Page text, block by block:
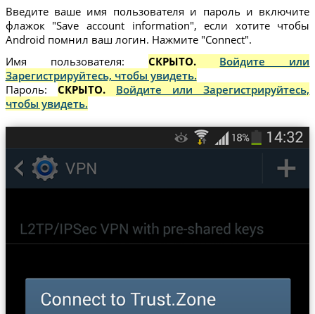
Введите ваше имя пользователя и пароль и включите
флажок "Save account information", если хотите чтобы
Android помнил ваш логин. Нажмите "Connect".
Имя пользователя: СКРЫТО. Войдите или
Зарегистрируйтесь, чтобы увидеть.
Пароль: СКРЫТО. Войдите или Зарегистрируйтесь,
чтобы увидеть.